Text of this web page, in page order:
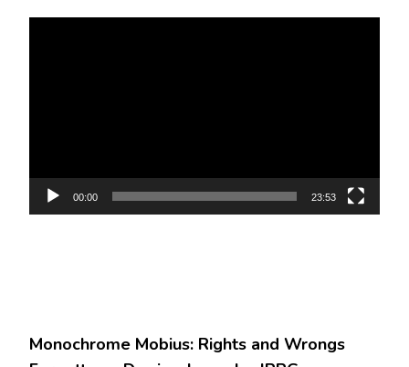
00:00 23:53
Monochrome Mobius: Rights and Wrongs